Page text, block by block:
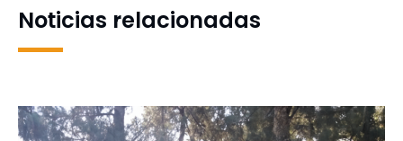
Noticias relacionadas